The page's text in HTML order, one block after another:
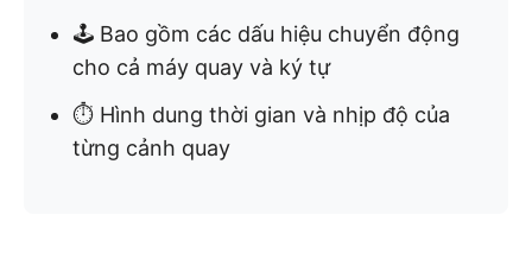
🕹️ Bao gồm các dấu hiệu chuyển động
cho cả máy quay và ký tự
⏱️ Hình dung thời gian và nhịp độ của
từng cảnh quay